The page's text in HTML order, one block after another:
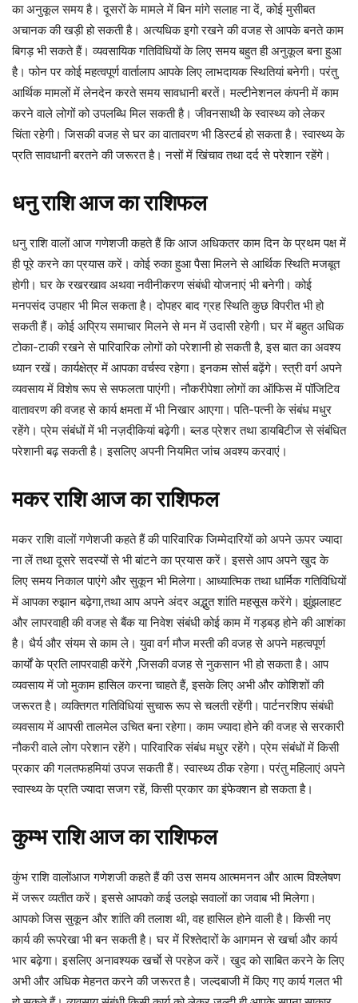
का अनुकूल समय है। दूसरों के मामले में बिन मांगे सलाह ना दें, कोई मुसीबत
अचानक की खड़ी हो सकती है। अत्यधिक इगो रखने की वजह से आपके बनते काम
बिगड़ भी सकते हैं। व्यवसायिक गतिविधियों के लिए समय बहुत ही अनुकूल बना हुआ
है। फोन पर कोई महत्वपूर्ण वार्तालाप आपके लिए लाभदायक स्थितियां बनेगी। परंतु
आर्थिक मामलों में लेनदेन करते समय सावधानी बरतें। मल्टीनेशनल कंपनी में काम
करने वाले लोगों को उपलब्धि मिल सकती है। जीवनसाथी के स्वास्थ्य को लेकर
चिंता रहेगी। जिसकी वजह से घर का वातावरण भी डिस्टर्ब हो सकता है। स्वास्थ्य के
प्रति सावधानी बरतने की जरूरत है। नसों में खिंचाव तथा दर्द से परेशान रहेंगे।
धनुराशिआजकाराशिफल
धनु राशि वालों आज गणेशजी कहते हैं कि आज अधिकतर काम दिन के प्रथम पक्ष में
ही पूरे करने का प्रयास करें। कोई रुका हुआ पैसा मिलने से आर्थिक स्थिति मजबूत
होगी। घर के रखरखाव अथवा नवीनीकरण संबंधी योजनाएं भी बनेगी। कोई
मनपसंद उपहार भी मिल सकता है। दोपहर बाद ग्रह स्थिति कुछ विपरीत भी हो
सकती हैं। कोई अप्रिय समाचार मिलने से मन में उदासी रहेगी। घर में बहुत अधिक
टोका-टाकी रखने से पारिवारिक लोगों को परेशानी हो सकती है, इस बात का अवश्य
ध्यान रखें। कार्यक्षेत्र में आपका वर्चस्व रहेगा। इनकम सोर्स बढ़ेंगे। स्त्री वर्ग अपने
व्यवसाय में विशेष रूप से सफलता पाएंगी। नौकरीपेशा लोगों का ऑफिस में पॉजिटिव
वातावरण की वजह से कार्य क्षमता में भी निखार आएगा। पति-पत्नी के संबंध मधुर
रहेंगे। प्रेम संबंधों में भी नज़दीकियां बढ़ेगी। ब्लड प्रेशर तथा डायबिटीज से संबंधित
परेशानी बढ़ सकती है। इसलिए अपनी नियमित जांच अवश्य करवाएं।
मकरराशिआजकाराशिफल
मकर राशि वालों गणेशजी कहते हैं की पारिवारिक जिम्मेदारियों को अपने ऊपर ज्यादा
ना लें तथा दूसरे सदस्यों से भी बांटने का प्रयास करें। इससे आप अपने खुद के
लिए समय निकाल पाएंगे और सुकून भी मिलेगा। आध्यात्मिक तथा धार्मिक गतिविधियों
में आपका रुझान बढ़ेगा,तथा आप अपने अंदर अद्भुत शांति महसूस करेंगे। झुंझलाहट
और लापरवाही की वजह से बैंक या निवेश संबंधी कोई काम में गड़बड़ होने की आशंका
है। धैर्य और संयम से काम ले। युवा वर्ग मौज मस्ती की वजह से अपने महत्वपूर्ण
कार्यों के प्रति लापरवाही करेंगे ,जिसकी वजह से नुकसान भी हो सकता है। आप
व्यवसाय में जो मुकाम हासिल करना चाहते हैं, इसके लिए अभी और कोशिशों की
जरूरत है। व्यक्तिगत गतिविधियां सुचारू रूप से चलती रहेंगी। पार्टनरशिप संबंधी
व्यवसाय में आपसी तालमेल उचित बना रहेगा। काम ज्यादा होने की वजह से सरकारी
नौकरी वाले लोग परेशान रहेंगे। पारिवारिक संबंध मधुर रहेंगे। प्रेम संबंधों में किसी
प्रकार की गलतफहमियां उपज सकती हैं। स्वास्थ्य ठीक रहेगा। परंतु महिलाएं अपने
स्वास्थ्य के प्रति ज्यादा सजग रहें, किसी प्रकार का इंफेक्शन हो सकता है।
कुम्भराशिआजकाराशिफल
कुंभ राशि वालोंआज गणेशजी कहते हैं की उस समय आत्ममनन और आत्म विश्लेषण
में जरूर व्यतीत करें। इससे आपको कई उलझे सवालों का जवाब भी मिलेगा।
आपको जिस सुकून और शांति की तलाश थी, वह हासिल होने वाली है। किसी नए
कार्य की रूपरेखा भी बन सकती है। घर में रिश्तेदारों के आगमन से खर्चा और कार्य
भार बढ़ेगा। इसलिए अनावश्यक खर्चाे से परहेज करें। खुद को साबित करने के लिए
अभी और अधिक मेहनत करने की जरूरत है। जल्दबाजी में किए गए कार्य गलत भी